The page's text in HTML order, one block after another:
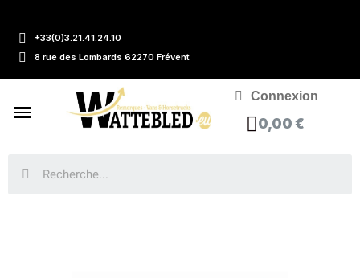
+33(0)3.21.41.24.10
8 rue des Lombards 62270 Frévent
Connexion
0,00 €